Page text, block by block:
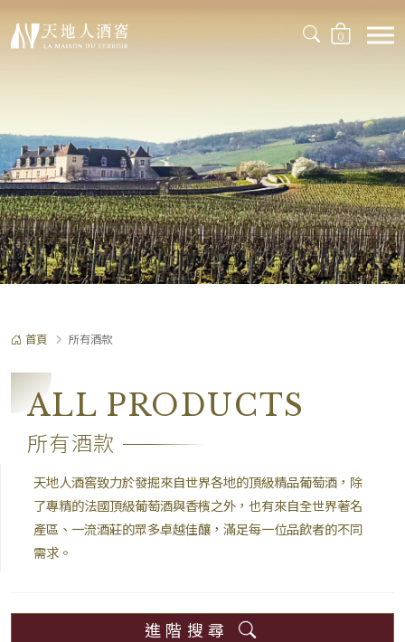
0
首頁 所有酒款
ALL PRODUCTS
所有酒款
天地人酒窖致力於發掘來自世界各地的頂級精品葡萄酒，除
了專精的法國頂級葡萄酒與香檳之外，也有來自全世界著名
產區、一流酒莊的眾多卓越佳釀，滿足每一位品飲者的不同
需求。
進階搜尋